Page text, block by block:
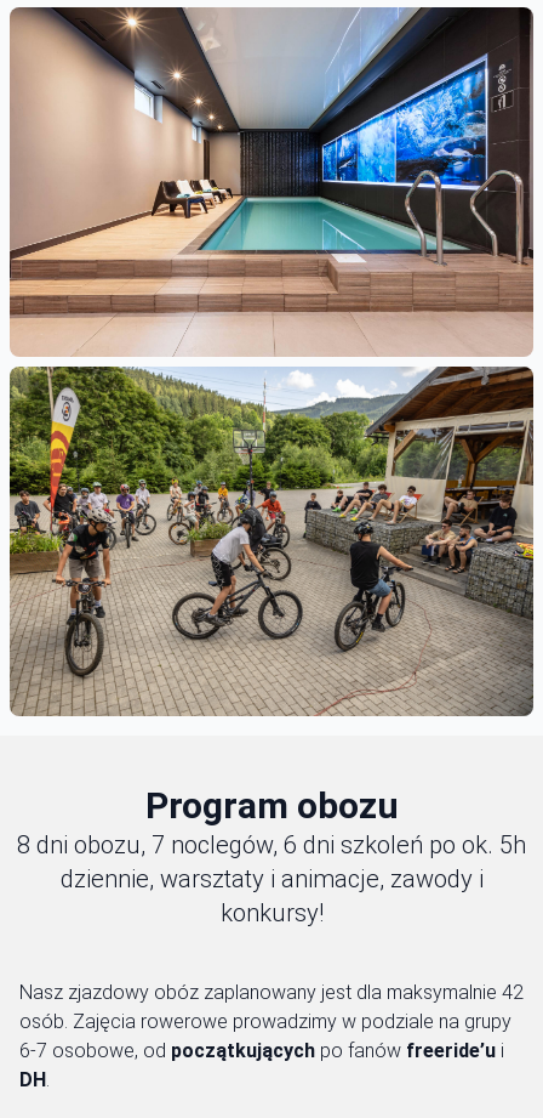
Program obozu
8 dni obozu, 7 noclegów, 6 dni szkoleń po ok. 5h
dziennie, warsztaty i animacje, zawody i
konkursy!
Nasz zjazdowy obóz zaplanowany jest dla maksymalnie 42
osób. Zajęcia rowerowe prowadzimy w podziale na grupy
6-7 osobowe, od początkujących po fanów freeride’u i
DH